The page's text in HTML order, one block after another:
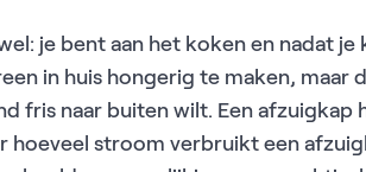
je bent aan het koken en nadat
in huis hongerig te maken, maar
fris naar buiten wilt. Een
hoeveel stroom verbruikt een